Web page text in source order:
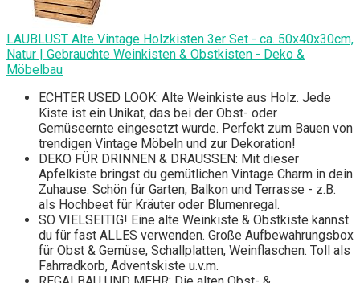
LAUBLUST Alte Vintage Holzkisten 3er Set - ca. 50x40x30cm,
Natur | Gebrauchte Weinkisten & Obstkisten - Deko &
Möbelbau
ECHTER USED LOOK: Alte Weinkiste aus Holz. Jede
Kiste ist ein Unikat, das bei der Obst- oder
Gemüseernte eingesetzt wurde. Perfekt zum Bauen von
trendigen Vintage Möbeln und zur Dekoration!
DEKO FÜR DRINNEN & DRAUSSEN: Mit dieser
Apfelkiste bringst du gemütlichen Vintage Charm in dein
Zuhause. Schön für Garten, Balkon und Terrasse - z.B.
als Hochbeet für Kräuter oder Blumenregal.
SO VIELSEITIG! Eine alte Weinkiste & Obstkiste kannst
du für fast ALLES verwenden. Große Aufbewahrungsbox
für Obst & Gemüse, Schallplatten, Weinflaschen. Toll als
Fahrradkorb, Adventskiste u.v.m.